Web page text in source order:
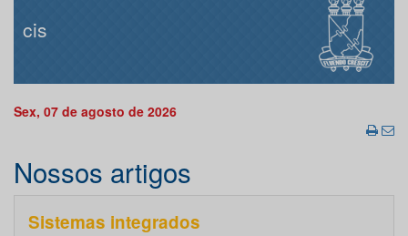
cis
Sex, 07 de agosto de 2026
Nossos artigos
Sistemas integrados